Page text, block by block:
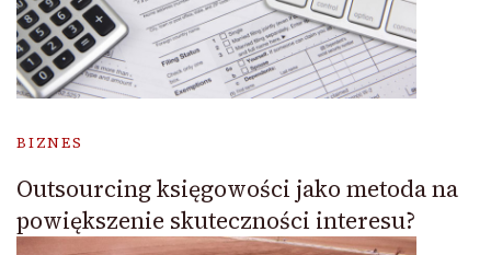
BIZNES
Outsourcing księgowości jako metoda na
powiększenie skuteczności interesu?